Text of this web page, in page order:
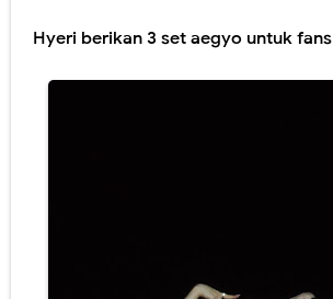
Hyeri berikan 3 set aegyo untuk fans